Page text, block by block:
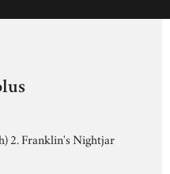
2. Franklin's Nightjar